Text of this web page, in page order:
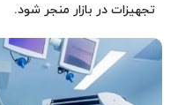
تجهیزات در بازار منجر شود.